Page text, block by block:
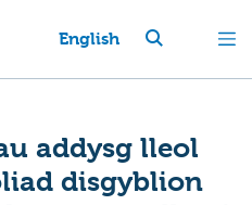
English
addysg lleol
disgyblion